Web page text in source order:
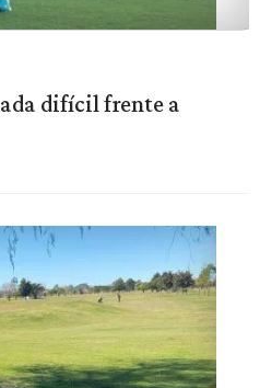
difícil frente a